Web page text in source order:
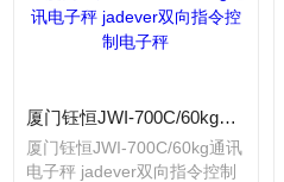
下限三段重量警示，并具有一
厦门钰恒JWI-700C/60kg通讯电子秤 jadever双向指令控制电子秤
厦门钰恒JWI-700C/60kg通讯
电子秤 jadever双向指令控制